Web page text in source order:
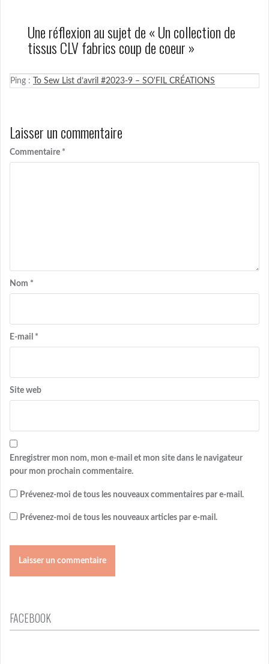
Une réflexion au sujet de «Un collection de
tissus CLV fabrics coup de coeur»
Ping : To Sew List d’avril #2023-9 – SO'FIL CRÉATIONS
Laisser un commentaire
Commentaire *
Nom *
E-mail *
Site web
Enregistrer mon nom, mon e-mail et mon site dans le navigateur
pour mon prochain commentaire.
Prévenez-moi de tous les nouveaux commentaires par e-mail.
Prévenez-moi de tous les nouveaux articles par e-mail.
FACEBOOK